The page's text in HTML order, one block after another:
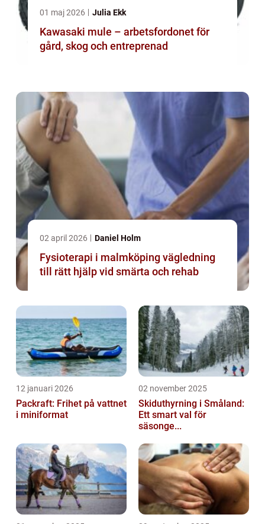
01 maj 2026 Julia Ekk
Kawasaki mule – arbetsfordonet för
gård, skog och entreprenad
02 april 2026 Daniel Holm
Fysioterapi i malmköping vägledning
till rätt hjälp vid smärta och rehab
12 januari 2026
Packraft: Frihet på vattnet
i miniformat
02 november 2025
Skiduthyrning i Småland:
Ett smart val för
säsonge...